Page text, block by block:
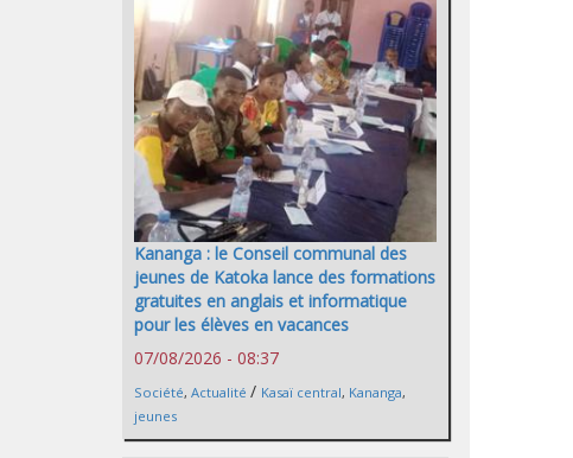
Kananga : le Conseil communal des
jeunes de Katoka lance des formations
gratuites en anglais et informatique
pour les élèves en vacances
07/08/2026 - 08:37
Société, Actualité / Kasaï central, Kananga,
jeunes